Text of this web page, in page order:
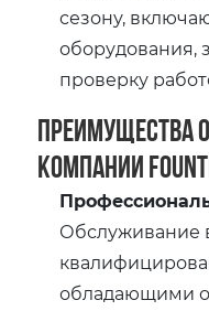
сезону,
оборудования,
проверку
Преимущества
компании
Обслуживание
обладающими